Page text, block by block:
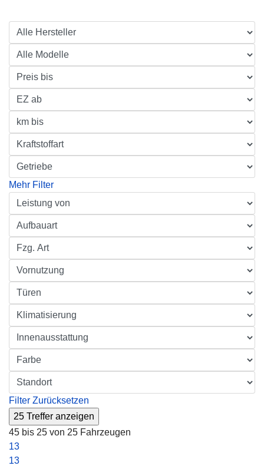
Mehr Filter
Filter Zurücksetzen
45 bis 25 von 25 Fahrzeugen
13
13